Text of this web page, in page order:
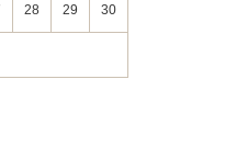
28 29 30